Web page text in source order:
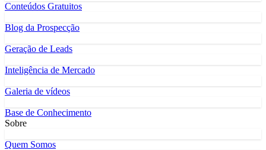
Conteúdos Gratuitos
Blog da Prospecção
Geração de Leads
Inteligência de Mercado
Galeria de vídeos
Base de Conhecimento
Sobre
Quem Somos